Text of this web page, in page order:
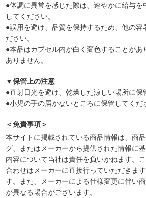
●体調に異常を感じた際は、速やかに給与を
してください。
●誤用を避け、品質を保持するため、他の容
ださい。
●本品はカプセル内が白く変色することがあ
ありません。
▼保管上の注意
●直射日光を避け、乾燥した涼しい場所に保
●小児の手の届かないところに保管してくだ
＜免責事項＞
本サイトに掲載されている商品情報は、商
グ、またはメーカーから提供された情報に
内容について当社は責任を負いかねます。
合わせはメーカーに直接行っていただきま
す。また、メーカーによる仕様変更に伴い
が異なる場合がございます。